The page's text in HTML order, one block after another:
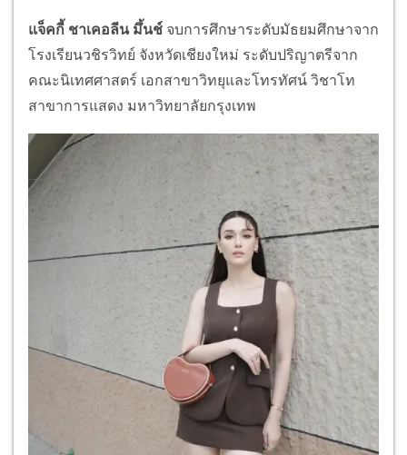
แจ็คกี้ ชาเคอลีน มึ้นช์ จบการศึกษาระดับมัธยมศึกษาจาก
โรงเรียนวชิรวิทย์ จังหวัดเชียงใหม่ ระดับปริญาตรีจาก
คณะนิเทศศาสตร์ เอกสาขาวิทยุและโทรทัศน์ วิชาโท
สาขาการแสดง มหาวิทยาลัยกรุงเทพ